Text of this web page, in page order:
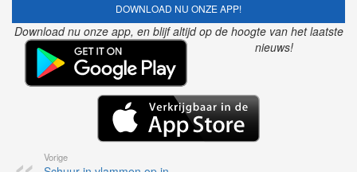
DOWNLOAD NU ONZE APP!
Download nu onze app, en blijf altijd op de hoogte van het laatste
nieuws!
Vorige